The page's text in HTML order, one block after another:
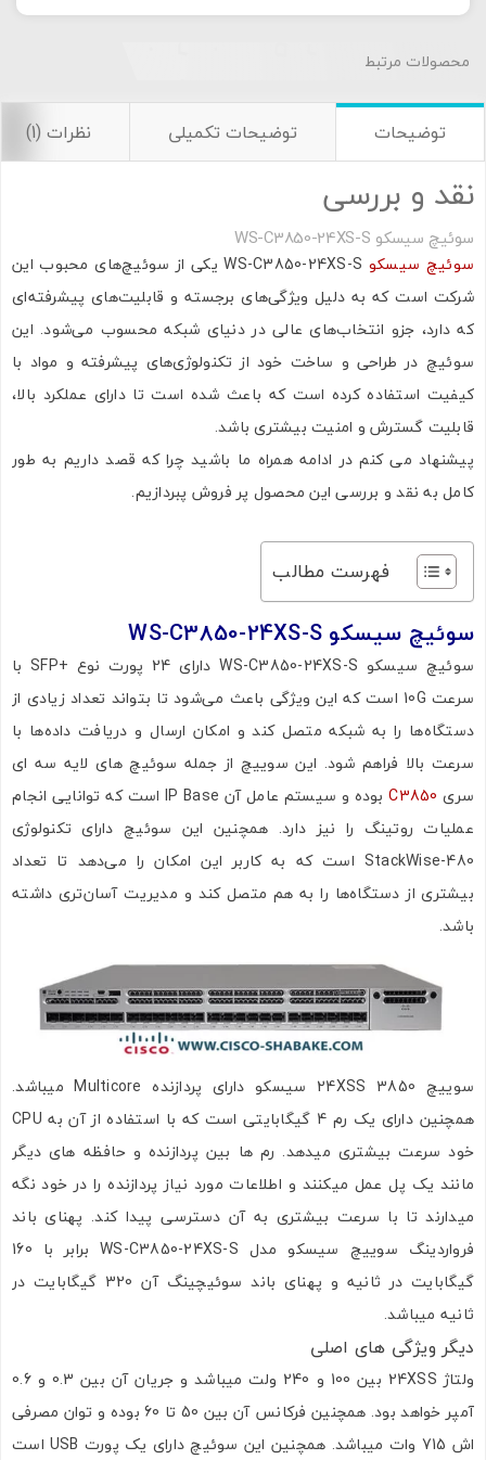
محصولات مرتبط
توضیحات توضیحات تکمیلی نظرات (1)
نقد و بررسی
سوئیچ سیسکو WS-C3850-24XS-S
سوئیچ سیسکو
WS-C3850-24XS-S یکی از سوئیچ‌های محبوب این
شرکت است که به دلیل ویژگی‌های برجسته و قابلیت‌های پیشرفته‌ای
که دارد، جزو انتخاب‌های عالی در دنیای شبکه محسوب می‌شود. این
سوئیچ در طراحی و ساخت خود از تکنولوژی‌های پیشرفته و مواد با
کیفیت استفاده کرده است که باعث شده است تا دارای عملکرد بالا،
قابلیت گسترش و امنیت بیشتری باشد.
پیشنهاد می کنم در ادامه همراه ما باشید چرا که قصد داریم به طور
کامل به نقد و بررسی این محصول پر فروش پبردازیم.
فهرست مطالب
سوئیچ سیسکو
سوئیچ سیسکو WS-C3850-24XS-S دارای 24 پورت نوع +SFP با
سرعت 10G است که این ویژگی باعث می‌شود تا بتواند تعداد زیادی از
دستگاه‌ها را به شبکه متصل کند و امکان ارسال و دریافت داده‌ها با
سرعت بالا فراهم شود. این سوییچ از جمله سوئیچ های لایه سه ای
سری C3850
بوده و سیستم عامل آن IP Base است که توانایی انجام
عملیات روتینگ را نیز دارد. همچنین این سوئیچ دارای تکنولوژی
StackWise-480 است که به کاربر این امکان را می‌دهد تا تعداد
بیشتری از دستگاه‌ها را به هم متصل کند و مدیریت آسان‌تری داشته
باشد.
سوییچ 3850 24XSS سیسکو دارای پردازنده Multicore میباشد.
همچنین دارای یک رم 4 گیگابایتی است که با استفاده از آن به CPU
خود سرعت بیشتری میدهد. رم ها بین پردازنده و حافظه های دیگر
مانند یک پل عمل میکنند و اطلاعات مورد نیاز پردازنده را در خود نگه
میدارند تا با سرعت بیشتری به آن دسترسی پیدا کند. پهنای باند
فرواردینگ سوییچ سیسکو مدل WS-C3850-24XS-S برابر با 160
گیگابایت در ثانیه و پهنای باند سوئیچینگ آن 320 گیگابایت در
ثانیه میباشد.
دیگر ویژگی های اصلی
ولتاژ 24XSS بین 100 و 240 ولت میباشد و جریان آن بین 0.3 و 0.6
آمپر خواهد بود. همچنین فرکانس آن بین 50 تا 60 بوده و توان مصرفی
اش 715 وات میباشد. همچنین این سوئیچ دارای یک پورت USB است